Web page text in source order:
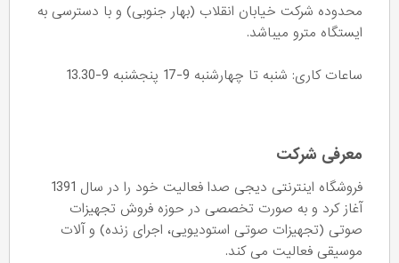
محدوده شرکت خیابان انقلاب (بهار جنوبی) و با دسترسی به
ایستگاه مترو میباشد.
ساعات کاری: شنبه تا چهارشنبه 9-17 پنجشنبه 9-13.30
معرفی شرکت
فروشگاه اینترنتی دیجی صدا فعالیت خود را در سال 1391
آغاز کرد و به صورت تخصصی در حوزه فروش تجهیزات
صوتی (تجهیزات صوتی استودیویی، اجرای زنده) و آلات
موسیقی فعالیت می کند.